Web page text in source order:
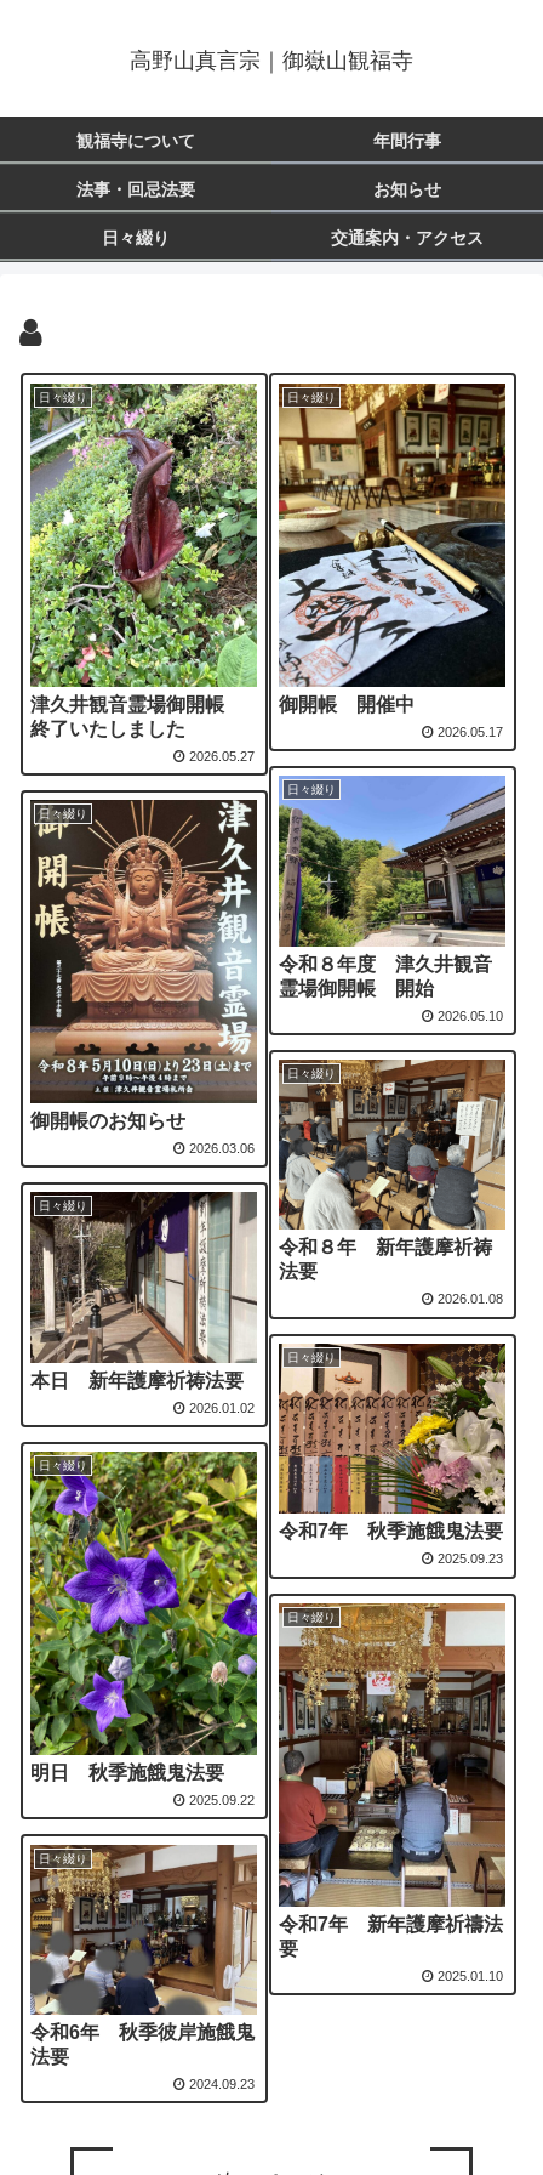
高野山真言宗｜御嶽山観福寺
観福寺について 年間行事
法事・回忌法要 お知らせ
日々綴り 交通案内・アクセス
日々綴り
津久井観音霊場御開帳
終了いたしました
2026.05.27
日々綴り
御開帳 開催中
2026.05.17
日々綴り
令和８年度 津久井観音
霊場御開帳 開始
2026.05.10
日々綴り
御開帳のお知らせ
2026.03.06
日々綴り
令和８年 新年護摩祈祷
法要
2026.01.08
日々綴り
本日 新年護摩祈祷法要
2026.01.02
日々綴り
令和7年 秋季施餓鬼法要
2025.09.23
日々綴り
明日 秋季施餓鬼法要
2025.09.22
日々綴り
令和7年 新年護摩祈禱法
要
2025.01.10
日々綴り
令和6年 秋季彼岸施餓鬼
法要
2024.09.23